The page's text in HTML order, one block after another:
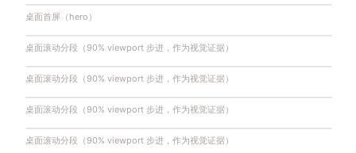
桌面首屏（hero）
桌面滚动分段（90% viewport 步进，作为视觉证据）
桌面滚动分段（90% viewport 步进，作为视觉证据）
桌面滚动分段（90% viewport 步进，作为视觉证据）
桌面滚动分段（90% viewport 步进，作为视觉证据）